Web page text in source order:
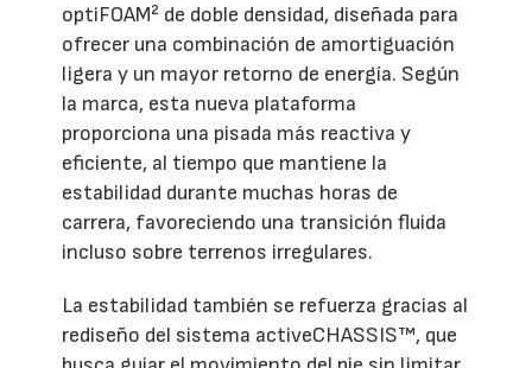
optiFOAM² de doble densidad, diseñada para
ofrecer una combinación de amortiguación
ligera y un mayor retorno de energía. Según
la marca, esta nueva plataforma
proporciona una pisada más reactiva y
eficiente, al tiempo que mantiene la
estabilidad durante muchas horas de
carrera, favoreciendo una transición fluida
incluso sobre terrenos irregulares.
La estabilidad también se refuerza gracias al
rediseño del sistema activeCHASSIS™, que